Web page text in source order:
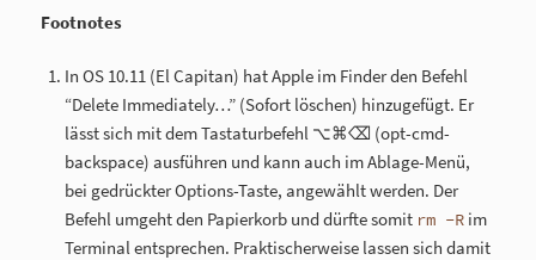
Footnotes
In OS 10.11 (El Capitan) hat Apple im Finder den Befehl
“Delete Immediately…” (Sofort löschen) hinzugefügt. Er
lässt sich mit dem Tastaturbefehl ⌥⌘⌫ (opt-cmd-
backspace) ausführen und kann auch im Ablage-Menü,
bei gedrückter Options-Taste, angewählt werden. Der
Befehl umgeht den Papierkorb und dürfte somit rm -R im
Terminal entsprechen. Praktischerweise lassen sich damit